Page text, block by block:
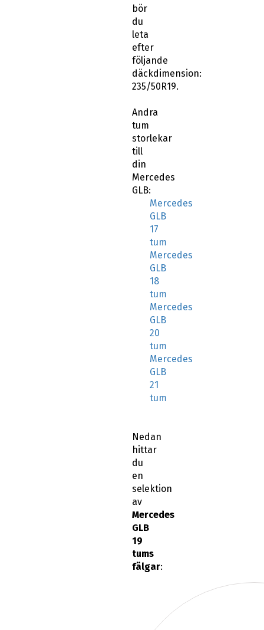
bör
du
leta
efter
följande
däckdimension:
235/50R19.
Andra
tum
storlekar
till
din
Mercedes
GLB:
Mercedes
GLB
17
tum
Mercedes
GLB
18
tum
Mercedes
GLB
20
tum
Mercedes
GLB
21
tum
Nedan
hittar
du
en
selektion
av
Mercedes
GLB
19
tums
fälgar: